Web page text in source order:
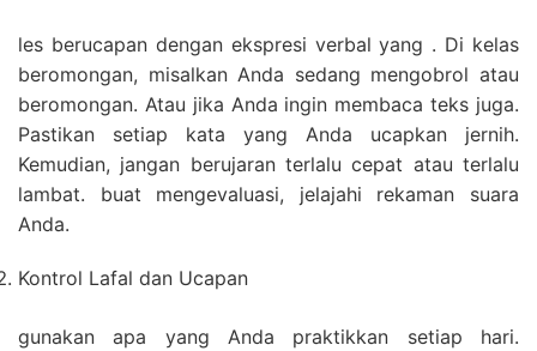
les berucapan dengan ekspresi verbal yang . Di kelas
beromongan, misalkan Anda sedang mengobrol atau
beromongan. Atau jika Anda ingin membaca teks juga.
Pastikan setiap kata yang Anda ucapkan jernih.
Kemudian, jangan berujaran terlalu cepat atau terlalu
lambat. buat mengevaluasi, jelajahi rekaman suara
Anda.
Kontrol Lafal dan Ucapan
gunakan apa yang Anda praktikkan setiap hari.